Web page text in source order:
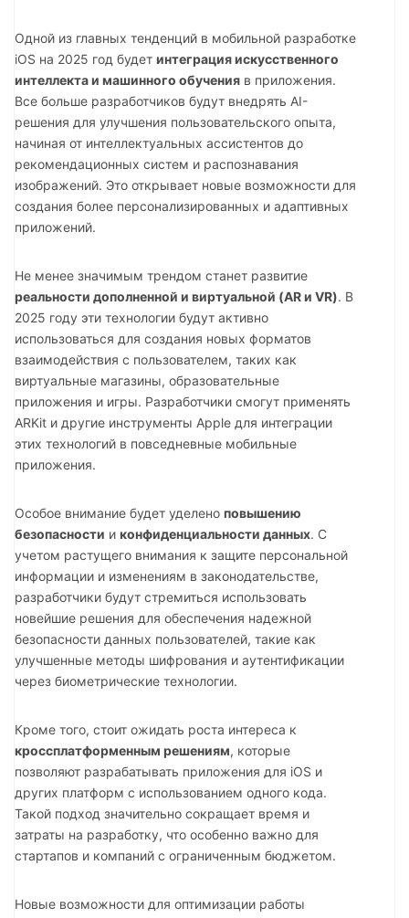
Одной из главных тенденций в мобильной разработке
iOS на 2025 год будет интеграция искусственного
интеллекта и машинного обучения в приложения.
Все больше разработчиков будут внедрять AI-
решения для улучшения пользовательского опыта,
начиная от интеллектуальных ассистентов до
рекомендационных систем и распознавания
изображений. Это открывает новые возможности для
создания более персонализированных и адаптивных
приложений.
Не менее значимым трендом станет развитие
реальности дополненной и виртуальной (AR и VR). В
2025 году эти технологии будут активно
использоваться для создания новых форматов
взаимодействия с пользователем, таких как
виртуальные магазины, образовательные
приложения и игры. Разработчики смогут применять
ARKit и другие инструменты Apple для интеграции
этих технологий в повседневные мобильные
приложения.
Особое внимание будет уделено повышению
безопасности и конфиденциальности данных. С
учетом растущего внимания к защите персональной
информации и изменениям в законодательстве,
разработчики будут стремиться использовать
новейшие решения для обеспечения надежной
безопасности данных пользователей, такие как
улучшенные методы шифрования и аутентификации
через биометрические технологии.
Кроме того, стоит ожидать роста интереса к
кроссплатформенным решениям, которые
позволяют разрабатывать приложения для iOS и
других платформ с использованием одного кода.
Такой подход значительно сокращает время и
затраты на разработку, что особенно важно для
стартапов и компаний с ограниченным бюджетом.
Новые возможности для оптимизации работы